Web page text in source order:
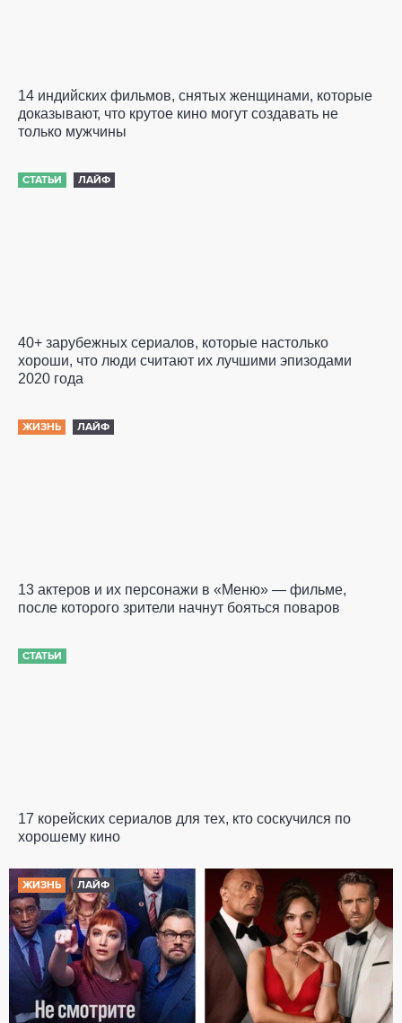
14 индийских фильмов, снятых женщинами, которые
доказывают, что крутое кино могут создавать не
только мужчины
СТАТЬИ ЛАЙФ
40+ зарубежных сериалов, которые настолько
хороши, что люди считают их лучшими эпизодами
2020 года
ЖИЗНЬ ЛАЙФ
13 актеров и их персонажи в «Меню» — фильме,
после которого зрители начнут бояться поваров
СТАТЬИ
17 корейских сериалов для тех, кто соскучился по
хорошему кино
ЖИЗНЬ ЛАЙФ